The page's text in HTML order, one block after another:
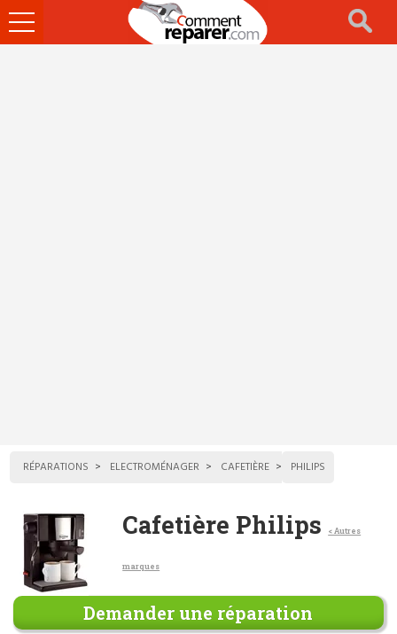
Ouvrir
le
RÉPARATIONS ELECTROMÉNAGER CAFETIÈRE PHILIPS
Cafetière Philips < Autres
marques
Demander une réparation